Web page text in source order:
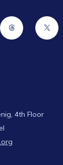
4th Floor